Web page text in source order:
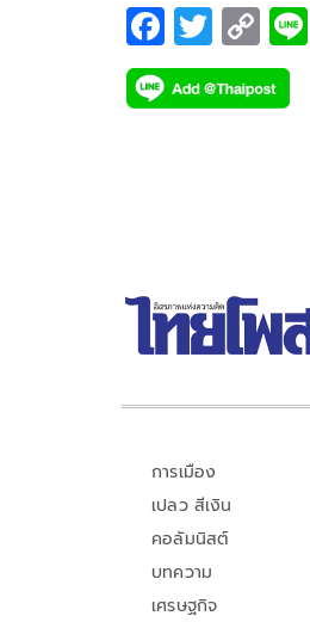
F
ac
e
T
wi
tt
C
o
p
การเมือง
เปลว สีเงิน
คอลัมนิสต์
บทความ
เศรษฐกิจ